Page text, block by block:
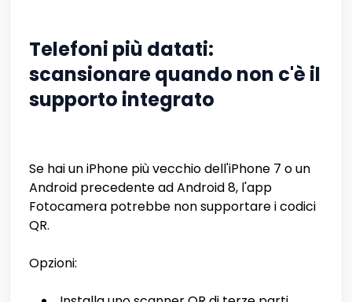
Telefoni più datati:
scansionare quando non c'è il
supporto integrato
Se hai un iPhone più vecchio dell'iPhone 7 o un
Android precedente ad Android 8, l'app
Fotocamera potrebbe non supportare i codici
QR.
Opzioni: